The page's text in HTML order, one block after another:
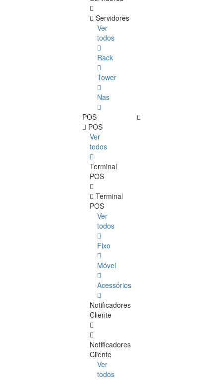
Servidores
Ver
todos
Rack
Tower
Nas
POS
POS
Ver
todos
Terminal
POS
Terminal
POS
Ver
todos
Fixo
Móvel
Acessórios
Notificadores
Cliente
Notificadores
Cliente
Ver
todos